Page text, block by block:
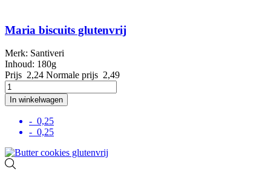
Maria biscuits glutenvrij
Merk: Santiveri
Inhoud: 180g
Prijs 2,24 Normale prijs 2,49
In winkelwagen
- 0,25
- 0,25